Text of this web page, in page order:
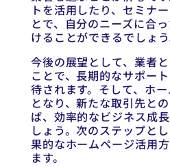
トを活用したり、セミナ
とで、自分のニーズに合
けることができるでしょう
今後の展望として、業者
ことで、長期的なサポー
待されます。そして、ホ
となり、新たな取引先と
ば、効率的なビジネス成
しょう。次のステップと
果的なホームページ活用
ます。